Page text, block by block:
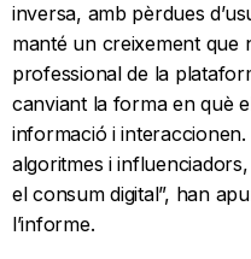
inversa, amb pèrdues
manté un creixement que
professional de la
canviant la forma en què
informació i
algoritmes i
el consum digital”, han
l’informe.